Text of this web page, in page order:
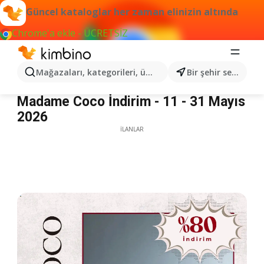
Güncel kataloglar her zaman elinizin altında
Chrome'a ekle - ÜCRETSİZ
Mağazaları, kategorileri, ürünleri arayın... Bir şehir seçin
Madame Coco İndirim
Madame Coco İndirim - 11 - 31 Mayıs
2026
İLANLAR